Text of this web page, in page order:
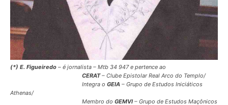
(*) E. Figueiredo – é jornalista – Mtb 34 947 e pertence ao
CERAT– Clube Epistolar Real Arco do Templo/
Integra o GEIA – Grupo de Estudos Iniciáticos
Athenas/
Membro do GEMVI – Grupo de Estudos Maçônicos